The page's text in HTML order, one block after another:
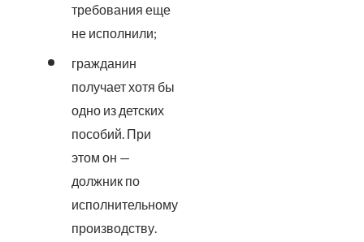
требования еще
не исполнили;
гражданин
получает хотя бы
одно из детских
пособий. При
этом он —
должник по
исполнительному
производству.